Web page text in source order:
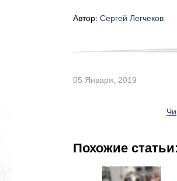
Автор: Сергей Легчеков
05 Января, 2019
Похожие